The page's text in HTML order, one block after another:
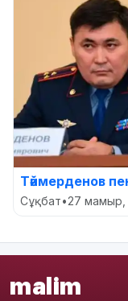
Тәймерденов
Сұқбат•27 мамыр,
malim